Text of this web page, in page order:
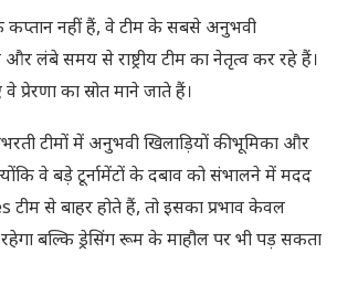
कप्तान नहीं हैं, वे टीम के सबसे अनुभवी
और लंबे समय से राष्ट्रीय टीम का नेतृत्व कर रहे हैं।
प्रेरणा का स्रोत माने जाते हैं।
टीमों में अनुभवी खिलाड़ियों की भूमिका और
वे बड़े टूर्नामेंटों के दबाव को संभालने में मदद
से बाहर होते हैं, तो इसका प्रभाव केवल
बल्कि ड्रेसिंग रूम के माहौल पर भी पड़ सकता